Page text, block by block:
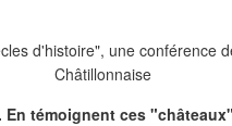
témoignent ces